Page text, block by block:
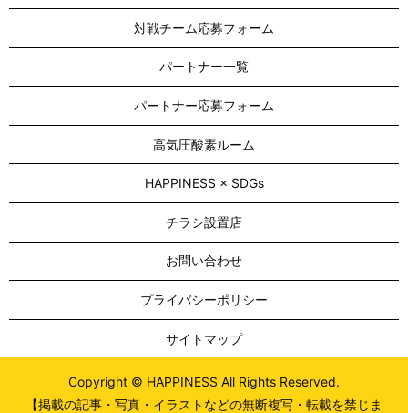
対戦チーム応募フォーム
パートナー一覧
パートナー応募フォーム
高気圧酸素ルーム
HAPPINESS × SDGs
チラシ設置店
お問い合わせ
プライバシーポリシー
サイトマップ
Copyright © HAPPINESS All Rights Reserved.
【掲載の記事・写真・イラストなどの無断複写・転載を禁じま